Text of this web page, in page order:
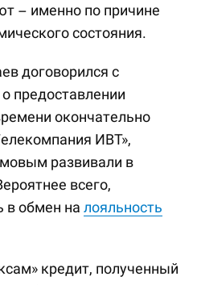
– именно по причине
состояния.
договорился с
предоставлении
окончательно
ИВТ»,
развивали в
всего,
в обмен на лояльность
кредит, полученный